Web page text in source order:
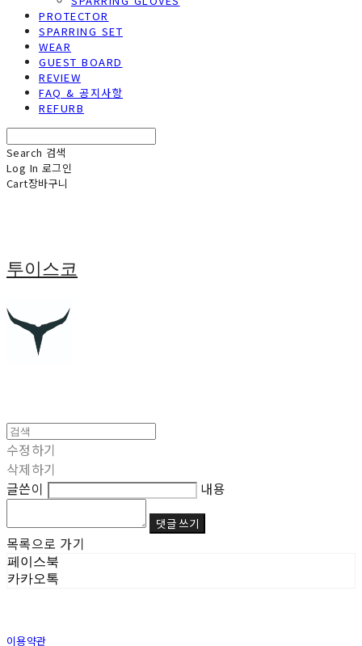
PROTECTOR
SPARRING SET
WEAR
GUEST BOARD
REVIEW
FAQ & 공지사항
REFURB
Search 검색
Log In 로그인
Cart장바구니
투이스코
수정하기
삭제하기
글쓴이
내용
댓글 쓰기
목록으로 가기
페이스북
카카오톡
이용약관